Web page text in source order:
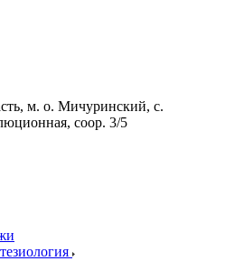
м. о. Мичуринский, с.
соор. 3/5